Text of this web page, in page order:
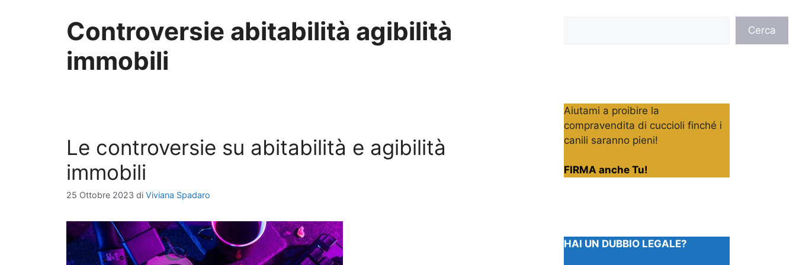
Controversie abitabilità agibilità
immobili
Le controversie su abitabilità e agibilità
immobili
25 Ottobre 2023 di Viviana Spadaro
Cerca
Aiutami a proibire la
compravendita di cuccioli finché i
canili saranno pieni!
FIRMA anche Tu!
HAI UN DUBBIO LEGALE?